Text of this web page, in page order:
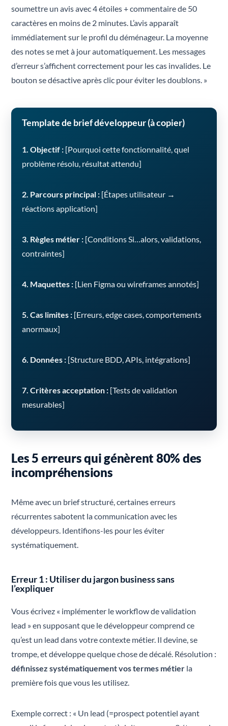
soumettre un avis avec 4 étoiles + commentaire de 50
caractères en moins de 2 minutes. L’avis apparaît
immédiatement sur le profil du déménageur. La moyenne
des notes se met à jour automatiquement. Les messages
d’erreur s’affichent correctement pour les cas invalides. Le
bouton se désactive après clic pour éviter les doublons. »
Template de brief développeur (à copier)
1. Objectif :[Pourquoi cette fonctionnalité, quel
problème résolu, résultat attendu]
2. Parcours principal :[Étapes utilisateur →
réactions application]
3. Règles métier :[Conditions Si…alors, validations,
contraintes]
4. Maquettes :[Lien Figma ou wireframes annotés]
5. Cas limites :[Erreurs, edge cases, comportements
anormaux]
6. Données :[Structure BDD, APIs, intégrations]
7. Critères acceptation :[Tests de validation
mesurables]
Les 5 erreurs qui génèrent 80% des
incompréhensions
Même avec un brief structuré, certaines erreurs
récurrentes sabotent la communication avec les
développeurs. Identifions-les pour les éviter
systématiquement.
Erreur 1 : Utiliser du jargon business sans
l’expliquer
Vous écrivez « implémenter le workflow de validation
lead » en supposant que le développeur comprend ce
qu’est un lead dans votre contexte métier. Il devine, se
trompe, et développe quelque chose de décalé. Résolution :
définissez systématiquement vos termes métier la
première fois que vous les utilisez.
Exemple correct : « Un lead (=prospect potentiel ayant